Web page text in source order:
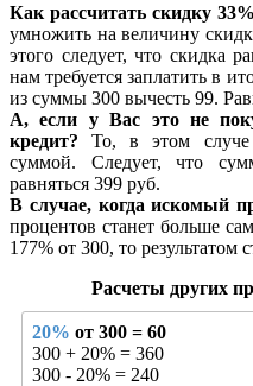
Как рассчитать скидку
умножить на величину
этого следует, что скидка
нам требуется заплатить в
из суммы 300 вычесть 99.
А, если у Вас это не
кредит? То, в этом случе
суммой. Следует, что
равняться 399 руб.
В случае, когда искомый
процентов станет больше
177% от 300, то результатом
Расчеты других
20% от 300 = 60
300 + 20% = 360
300 - 20% = 240